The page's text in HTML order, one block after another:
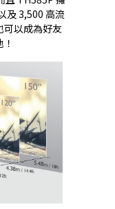
及 3,500 高流
可以成為好友